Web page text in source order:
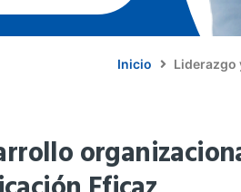
Inicio Liderazgo